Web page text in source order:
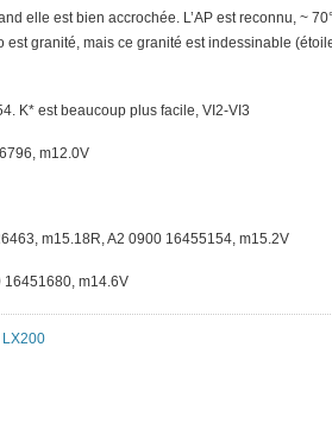
elle est bien accrochée. L’AP est reconnu, ~
est granité, mais ce granité est indessinable
K* est beaucoup plus facile, VI2-VI3
m12.0V
m15.18R, A2 0900 16455154, m15.2V
16451680, m14.6V